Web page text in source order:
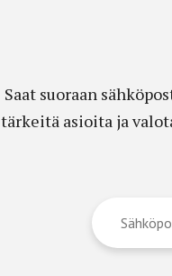
Saat suoraan
tärkeitä asioita ja